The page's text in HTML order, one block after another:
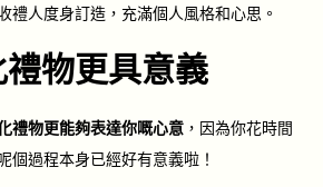
禮人度身訂造，充滿個人風格和心思。
物更具意義
禮物更能夠表達你嘅心意 ，因為你花時間
個過程本身已經好有意義啦！